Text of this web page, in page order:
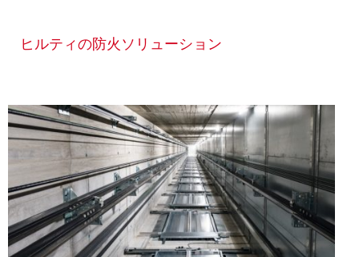
ヒルティの防火ソリューション